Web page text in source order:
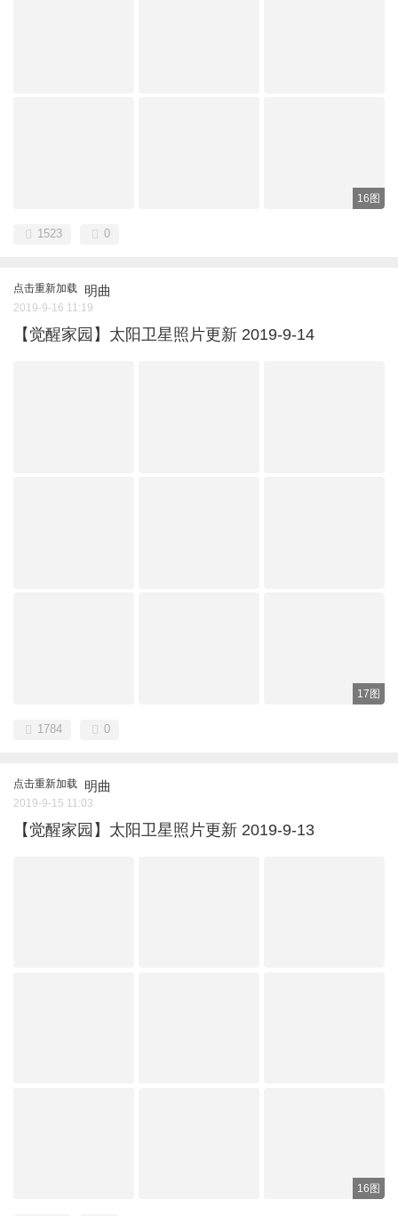
16图
1523 0
点击重新加载 明曲
2019-9-16 11:19
【觉醒家园】太阳卫星照片更新 2019-9-14
17图
1784 0
点击重新加载 明曲
2019-9-15 11:03
【觉醒家园】太阳卫星照片更新 2019-9-13
16图